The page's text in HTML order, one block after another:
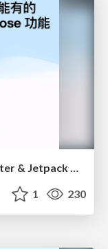
好想要 Swift iOS App 也能有的 Flutter & Jetpack Compose 功能
1 230